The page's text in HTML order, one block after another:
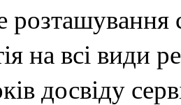
на всі види
досвіду